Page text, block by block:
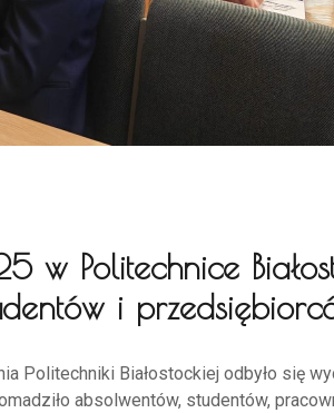
w Politechnice
i
Politechniki Białostockiej odbyło się
absolwentów, studentów,